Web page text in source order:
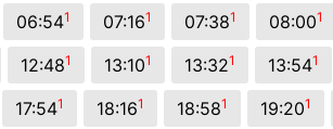
06:541 07:161 07:381 08:001
12:481 13:101 13:321 13:541
17:541 18:161 18:581 19:201